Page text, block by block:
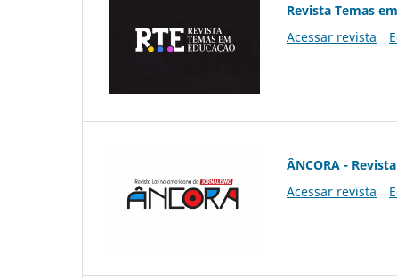
Revista Temas
Acessar revista
ÂNCORA -
Acessar revista